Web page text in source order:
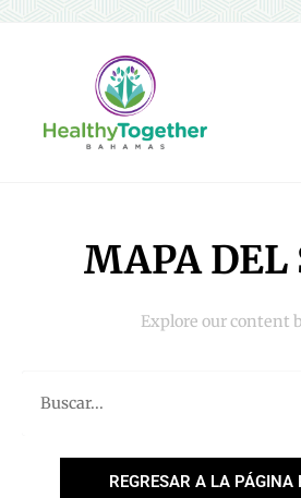
MAPA DEL
Explore our content
REGRESAR A LA PÁGINA